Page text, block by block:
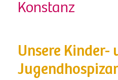
Konstanz
Unsere Kinder-